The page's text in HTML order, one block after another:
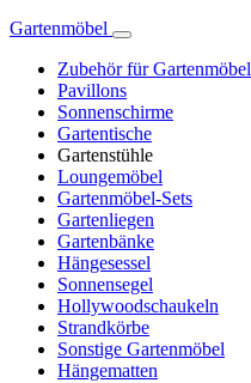
Gartenmöbel
Zubehör für Gartenmöbel
Pavillons
Sonnenschirme
Gartentische
Gartenstühle
Loungemöbel
Gartenmöbel-Sets
Gartenliegen
Gartenbänke
Hängesessel
Sonnensegel
Hollywoodschaukeln
Strandkörbe
Sonstige Gartenmöbel
Hängematten